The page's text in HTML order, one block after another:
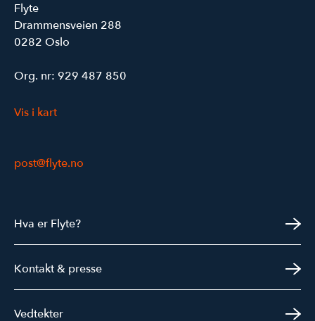
Flyte
Drammensveien 288
0282 Oslo
Org. nr: 929 487 850
Vis i kart
post@flyte.no
Hva er Flyte?
Kontakt & presse
Vedtekter